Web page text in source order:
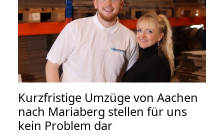
Kurzfristige Umzüge von Aachen
nach Mariaberg stellen für uns
kein Problem dar